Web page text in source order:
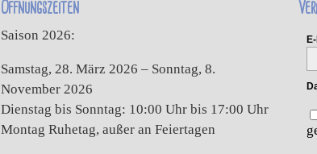
Öffnungszeiten
Saison 2026:
Samstag, 28. März 2026 – Sonntag, 8.
November 2026
Dienstag bis Sonntag: 10:00 Uhr bis 17:00 Uhr
Montag Ruhetag, außer an Feiertagen